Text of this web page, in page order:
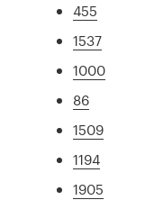
455
1537
1000
86
1509
1194
1905